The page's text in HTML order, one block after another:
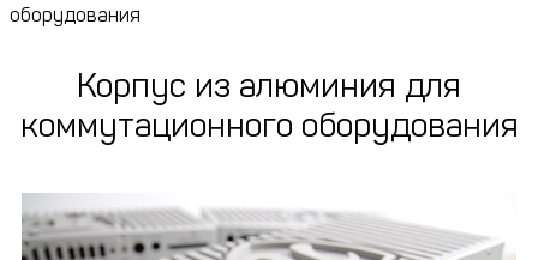
оборудования
Корпус из алюминия для
коммутационного оборудования